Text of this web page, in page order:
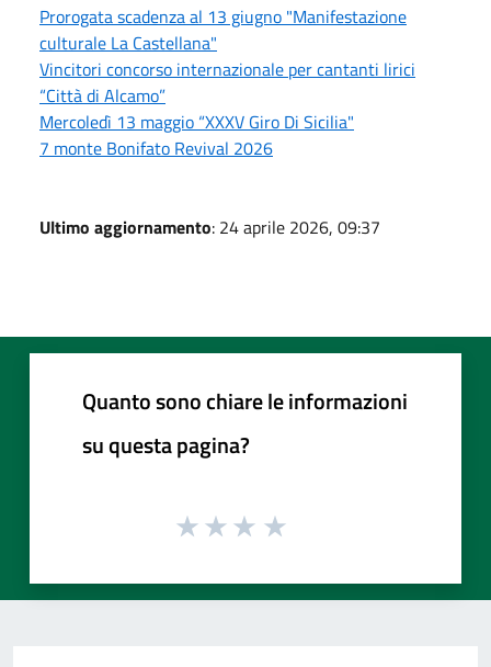
Prorogata scadenza al 13 giugno "Manifestazione
culturale La Castellana"
Vincitori concorso internazionale per cantanti lirici
“Città di Alcamo”
Mercoledì 13 maggio “XXXV Giro Di Sicilia"
7 monte Bonifato Revival 2026
Ultimo aggiornamento: 24 aprile 2026, 09:37
Quanto sono chiare le informazioni
su questa pagina?